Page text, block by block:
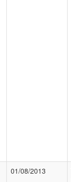
01/08/2013